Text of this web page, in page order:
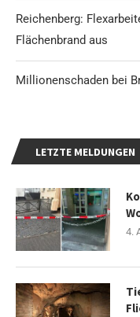
Reichenberg:
Flächenbrand aus
Millionenschaden bei
LETZTE MELDUNGEN
4.